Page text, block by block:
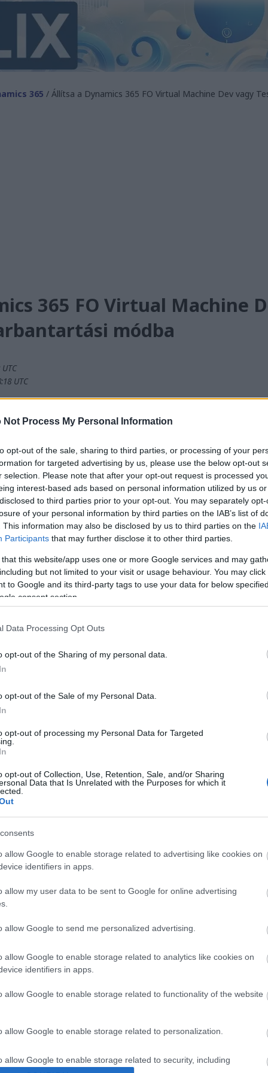
Not Process My Personal Information
opt-out of the sale, sharing to third parties, or processing of your
for targeted advertising by us, please use the below opt-out
selection. Please note that after your opt-out request is processed
interest-based ads based on personal information utilized by us
to third parties prior to your opt-out. You may separately
of your personal information by third parties on the IAB’s list of
This information may also be disclosed by us to third parties on the
Participants that may further disclose it to other third parties.
that this website/app uses one or more Google services and may
but not limited to your visit or usage behaviour. You may
to Google and its third-party tags to use your data for below
consent section.
Data Processing Opt Outs
opt-out of the Sharing of my personal data.
opt-out of the Sale of my Personal Data.
opt-out of processing my Personal Data for Targeted
opt-out of Collection, Use, Retention, Sale, and/or Sharing
Data that Is Unrelated with the Purposes for which it
allow Google to enable storage related to advertising like cookies on
identifiers in apps.
allow my user data to be sent to Google for online advertising
allow Google to send me personalized advertising.
allow Google to enable storage related to analytics like cookies on
identifiers in apps.
allow Google to enable storage related to functionality of the website
allow Google to enable storage related to personalization.
allow Google to enable storage related to security, including
365 / Állítsa a Dynamics 365 FO Virtual Machine Dev vagy
365 FO Virtual Machine
módba
UTC
hogyan lehet egy Dynamics 365 for Operations
gépi fordítással készítettük, hogy minél több ember számára
tökéletes technológia, ezért előfordulhatnak hibák. Ha szeretné,
változatot:
FO Virtual Machine Dev or Test into Maintenance Mode
ahol néhány egyéni pénzügyi dimenziót kellett
dimenziók, a fejlesztői tesztkörnyezetemben
álltak rendelkezésre, így a szükséges dimenziók nem
felfedeztem, hogy a Dynamics 365 FO-ban ezt
van. A dokumentáció szerint a környezetet ebbe az
én nem találtam ezt a lehetőséget elérhetőnek.
egy nem kritikus fejlesztési vagy tesztkörnyezetben a
végrehajtása közvetlenül az SQL szerveren, konkrétan
futtassa ezt a lekérdezést:
karbantartási mód jelenleg nincs engedélyezve.
karbantartási mód jelenleg engedélyezve van.
futtassa ezt:
újra kell indítani a webes és batch szolgáltatásokat.
a használatát termelési vagy egyébként
pontra, ahol a pénzügyi dimenziók aktiválhatók egy
ezek a javaslatok is érdekelhetik: